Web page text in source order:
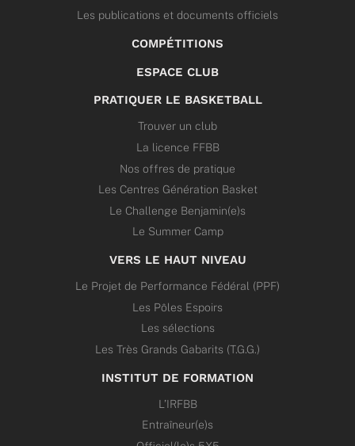
Les publications et documents officiels
COMPÉTITIONS
ESPACE CLUB
PRATIQUER LE BASKETBALL
Trouver un club
La licence FFBB
Nos offres de pratique
Les Centres Génération Basket
Le Challenge Benjamin(e)s
Le Summer Camp
VERS LE HAUT NIVEAU
Le Projet de Performance Fédéral (PPF)
Les Pôles Espoirs
Les sélections
Les Très Grands Gabarits (T.G.G.)
INSTITUT DE FORMATION
L’IRFBB
Entraîneur(e)s